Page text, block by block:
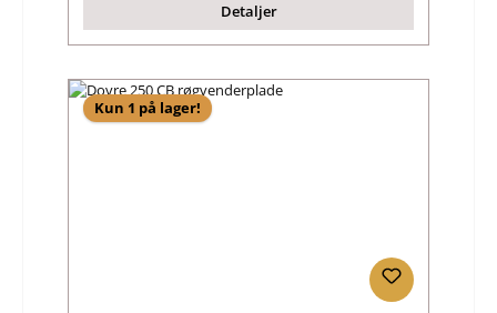
Detaljer
Kun 1 på lager!